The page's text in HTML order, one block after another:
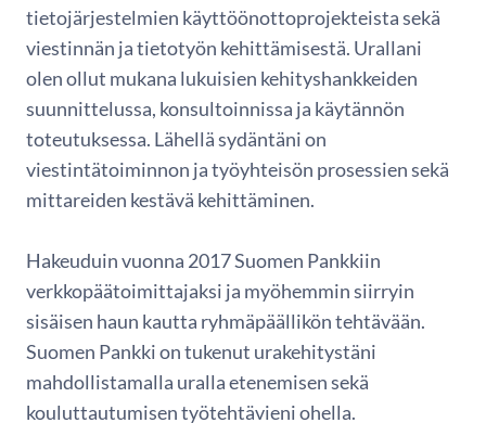
tietojärjestelmien käyttöönottoprojekteista sekä
viestinnän ja tietotyön kehittämisestä. Urallani
olen ollut mukana lukuisien kehityshankkeiden
suunnittelussa, konsultoinnissa ja käytännön
toteutuksessa. Lähellä sydäntäni on
viestintätoiminnon ja työyhteisön prosessien sekä
mittareiden kestävä kehittäminen.
Hakeuduin vuonna 2017 Suomen Pankkiin
verkkopäätoimittajaksi ja myöhemmin siirryin
sisäisen haun kautta ryhmäpäällikön tehtävään.
Suomen Pankki on tukenut urakehitystäni
mahdollistamalla uralla etenemisen sekä
kouluttautumisen työtehtävieni ohella.